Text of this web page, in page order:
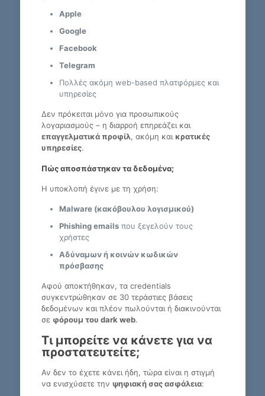
Apple
Google
Facebook
Telegram
Πολλές ακόμη web-based πλατφόρμες και
υπηρεσίες
Δεν πρόκειται μόνο για προσωπικούς
λογαριασμούς – η διαρροή επηρεάζει και
επαγγελματικά προφίλ, ακόμη και κρατικές
υπηρεσίες.
Πώς αποσπάστηκαν τα δεδομένα;
Η υποκλοπή έγινε με τη χρήση:
Malware (κακόβουλου λογισμικού)
Phishing emailsπου ξεγελούν τους
χρήστες
Αδύναμων ή κοινών κωδικών
πρόσβασης
Αφού αποκτήθηκαν, τα credentials
συγκεντρώθηκαν σε 30 τεράστιες βάσεις
δεδομένων και πλέον πωλούνται ή διακινούνται
σε φόρουμ του dark web.
Τι μπορείτε να κάνετε για να
προστατευτείτε;
Αν δεν το έχετε κάνει ήδη, τώρα είναι η στιγμή
να ενισχύσετε την ψηφιακή σας ασφάλεια: